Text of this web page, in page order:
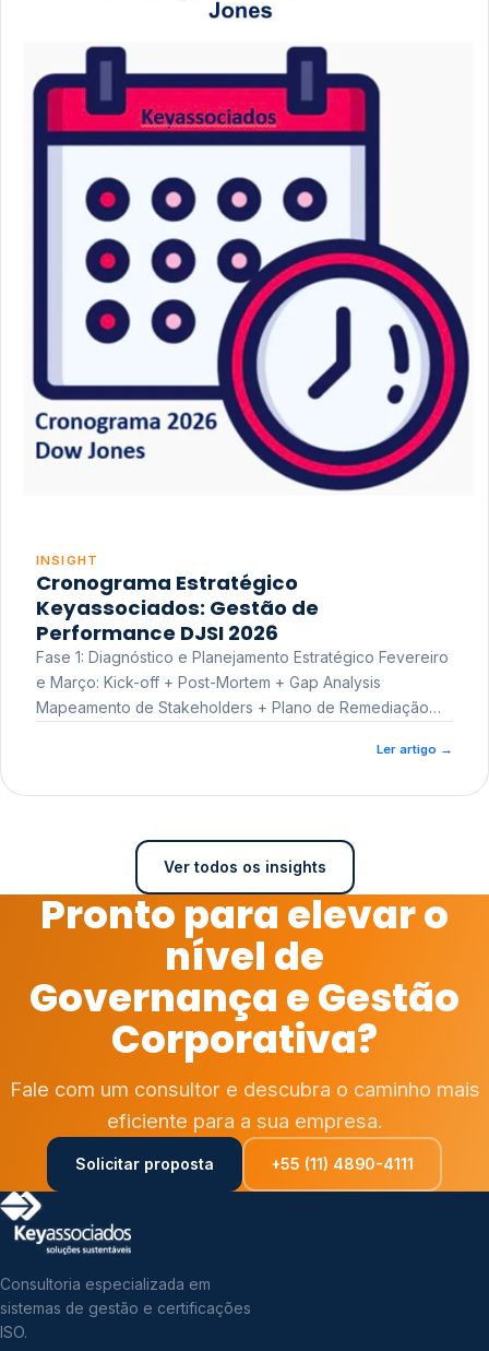
INSIGHT
Cronograma Estratégico
Keyassociados: Gestão de
Performance DJSI 2026
Fase 1: Diagnóstico e Planejamento Estratégico Fevereiro
e Março: Kick-off + Post-Mortem + Gap Analysis
Mapeamento de Stakeholders + Plano de Remediação
Ler artigo →
Ver todos os insights
Pronto para elevar o
nível de
Governança e Gestão
Corporativa?
Fale com um consultor e descubra o caminho mais
eficiente para a sua empresa.
Solicitar proposta +55 (11) 4890-4111
Consultoria especializada em
sistemas de gestão e certificações
ISO.